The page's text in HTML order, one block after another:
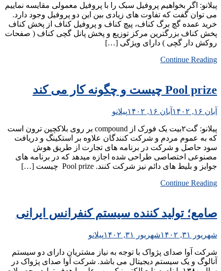
پیلانو: اگر بخواهیم پروفیل سبک را با پروفیل معمولی مقایسه نماییم
می‌ توان گفت که تفاوت های زیادی بین این دو پروفیل وجود دارد.
خرید عمده گچ برگ کناف، پیچ کناف و پروفیل کناف از پخش کناف
پخش کناف بزرگترین مرکز توزیع و پخش پانل گچی کناف ( صفحات
روکش ‌دار گچی ) دارای ویژگی […]
Continue Reading
Pool prize چیست و چگونه کار می کند
آبان ۱۶, ۱۴۰۲ آبان ۱۶, ۱۴۰۲ پیلانو
پیلانو: گت۲بیت یک فورک از compound بر روی بلاکچین ترون است
که به عموم مردم و شرکت کنندگان علاوه بر استکینگ و دریافت
سود حاصل و شرکت در برنامه های تجارت از طریق هوش
مصنوعی اختصاصی طراحی شده اجازه میدهد که در برنامه های
جوایز و بلیط های دائم نیز شرکت کنند. Pool prize چیست […]
Continue Reading
صامع؛ تولید کننده سیستم کنفرانس ایرانی
شهریور ۳۱, ۱۴۰۲ شهریور ۳۱, ۱۴۰۲ پیلانو
شرکت آوا صدای پژواک با توجه به نیاز مشتریان دارای دو سیستم
آنالوگ و یک سیستم دیجیتال می باشد. شرکت آوا صدای پژواک در